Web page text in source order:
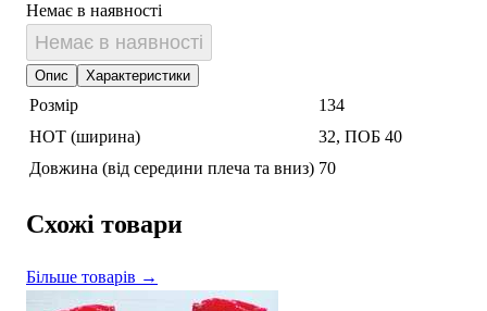
Немає в наявності
Немає в наявності
Опис Характеристики
Розмір
134
НОТ (ширина)
32, ПОБ 40
Довжина (від середини плеча та вниз) 70
Схожі товари
Більше товарів →